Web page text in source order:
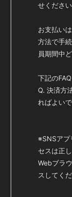
会員登録
せくださ
お支払い
方法で手
員期間中
下記の
Q. 決済方
ればよい
※SNSアプ
セスは正
Webブラ
スしてくだ